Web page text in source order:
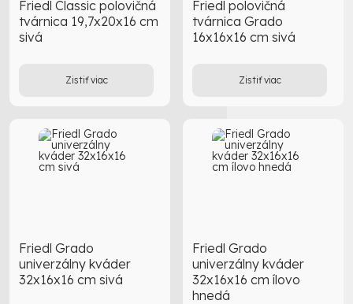
Friedl Classic polovičná
tvárnica 19,7x20x16 cm
sivá
Zistiť viac
Friedl polovičná
tvárnica Grado
16x16x16 cm sivá
Zistiť viac
Friedl Grado
univerzálny kváder
32x16x16 cm sivá
Friedl Grado
univerzálny kváder
32x16x16 cm ílovo
hnedá